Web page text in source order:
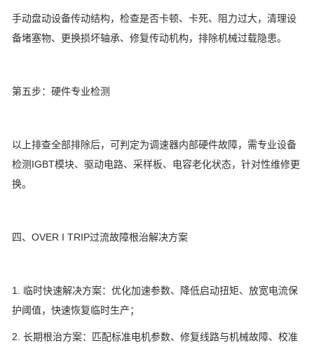
手动盘动设备传动结构，检查是否卡顿、卡死、阻力过大，清理设
备堵塞物、更换损坏轴承、修复传动机构，排除机械过载隐患。
第五步：硬件专业检测
以上排查全部排除后，可判定为调速器内部硬件故障，需专业设备
检测IGBT模块、驱动电路、采样板、电容老化状态，针对性维修更
换。
四、OVER I TRIP过流故障根治解决方案
1. 临时快速解决方案：优化加速参数、降低启动扭矩、放宽电流保
护阈值，快速恢复临时生产；
2. 长期根治方案：匹配标准电机参数、修复线路与机械故障、校准